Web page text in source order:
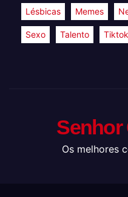
Lésbicas Memes
Sexo Talento Tiktok
Senhor
Os melhores